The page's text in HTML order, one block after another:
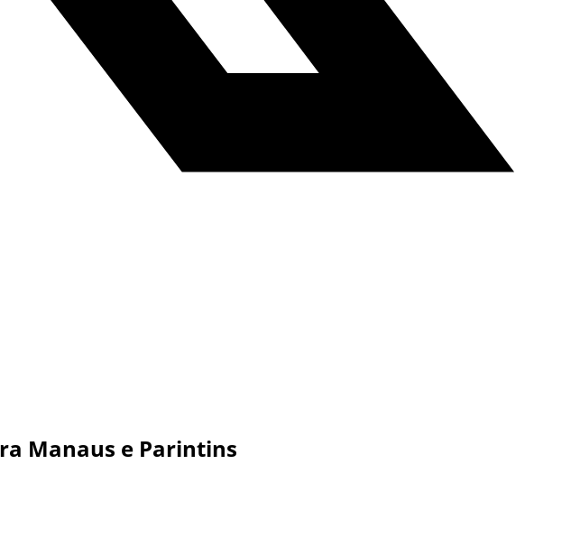
Manaus e Parintins